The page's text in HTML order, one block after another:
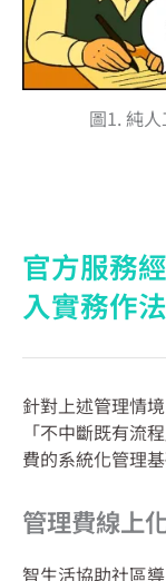
圖1. 純
官方服務
入實務作法
針對上述管理情
「不中斷既有流
費的系統化管理基
管理費線上
智生活協助社區